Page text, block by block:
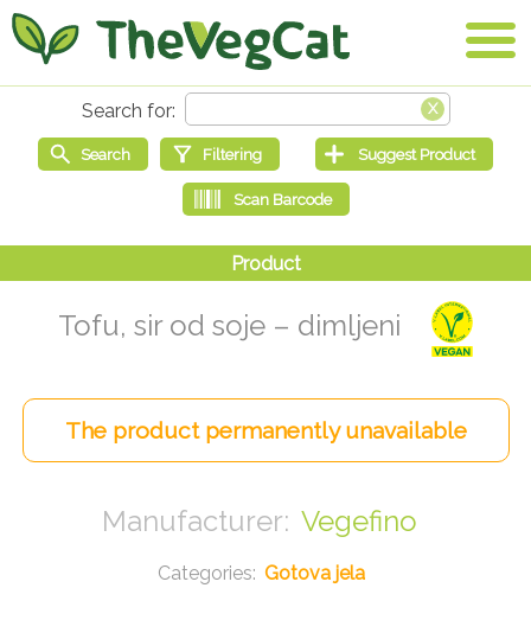
Tofu, sir od soje – dimljeni
Vegefino
Gotova jela